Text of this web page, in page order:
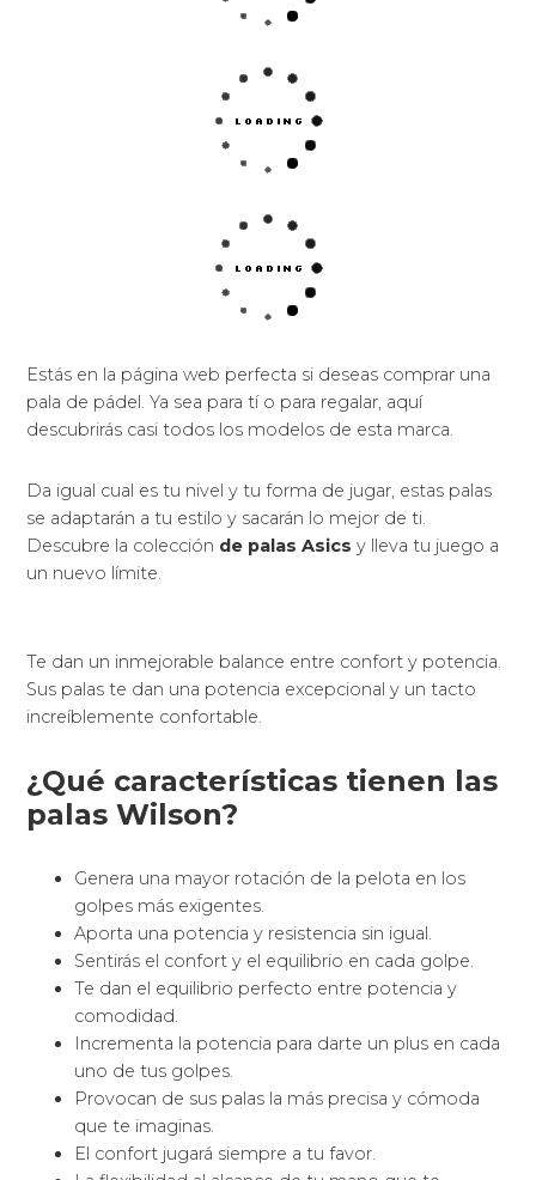
Estás en la página web perfecta si deseas comprar una
pala de pádel. Ya sea para tí o para regalar, aquí
descubrirás casi todos los modelos de esta marca.
Da igual cual es tu nivel y tu forma de jugar, estas palas
se adaptarán a tu estilo y sacarán lo mejor de ti.
Descubre la colección de palas Asics y lleva tu juego a
un nuevo límite.
Te dan un inmejorable balance entre confort y potencia.
Sus palas te dan una potencia excepcional y un tacto
increíblemente confortable.
¿Qué características tienen las
palas Wilson?
Genera una mayor rotación de la pelota en los
golpes más exigentes.
Aporta una potencia y resistencia sin igual.
Sentirás el confort y el equilibrio en cada golpe.
Te dan el equilibrio perfecto entre potencia y
comodidad.
Incrementa la potencia para darte un plus en cada
uno de tus golpes.
Provocan de sus palas la más precisa y cómoda
que te imaginas.
El confort jugará siempre a tu favor.